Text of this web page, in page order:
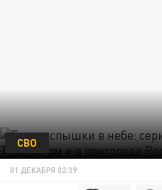
СВО
01 ДЕКАБРЯ 02:39